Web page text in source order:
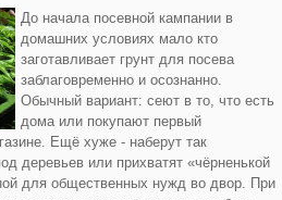
До начала посевной кампании в
домашних условиях мало кто
заготавливает грунт для посева
заблаговременно и осознанно.
Обычный вариант: сеют в то, что есть
дома или покупают первый
Ещё хуже - наберут так
деревьев или прихватят «чёрненькой
для общественных нужд во двор. При